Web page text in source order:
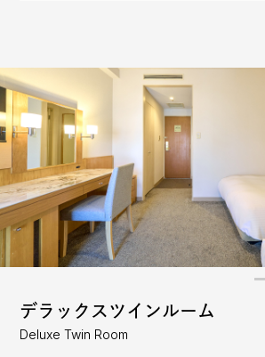
デラックスツインルーム
Deluxe Twin Room